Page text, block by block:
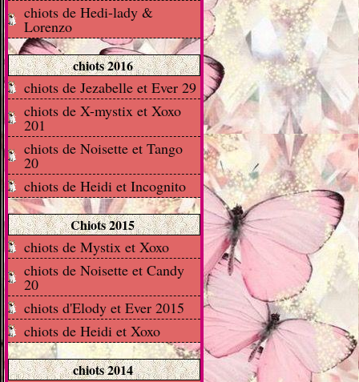
chiots de Hedi-lady &
Lorenzo
chiots 2016
chiots de Jezabelle et Ever 29
chiots de X-mystix et Xoxo
201
chiots de Noisette et Tango
20
chiots de Heidi et Incognito
Chiots 2015
chiots de Mystix et Xoxo
chiots de Noisette et Candy
20
chiots d'Elody et Ever 2015
chiots de Heidi et Xoxo
chiots 2014